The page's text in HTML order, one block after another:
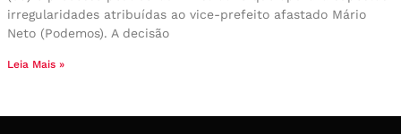
irregularidades atribuídas ao vice-prefeito afastado Mário
Neto (Podemos). A decisão
Leia Mais »